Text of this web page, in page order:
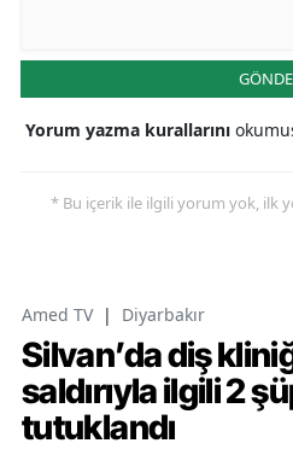
Yorum yazma kurallarını
* Bu içerik ile ilgili yorum yok, ilk
Amed TV | Diyarbakır
Silvan’da diş
saldırıyla ilgili 2
tutuklandı